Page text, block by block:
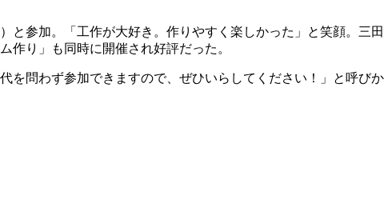
参加。「工作が大好き。作りやすく楽しかった」と笑顔。三
作り」も同時に開催され好評だった。
問わず参加できますので、ぜひいらしてください！」と呼びか